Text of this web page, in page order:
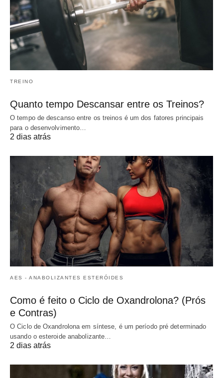
TREINO
Quanto tempo Descansar entre os Treinos?
O tempo de descanso entre os treinos é um dos fatores principais
para o desenvolvimento…
2 dias atrás
AES - ANABOLIZANTES ESTERÓIDES
Como é feito o Ciclo de Oxandrolona? (Prós
e Contras)
O Ciclo de Oxandrolona em síntese, é um período pré determinado
usando o esteroide anabolizante…
2 dias atrás